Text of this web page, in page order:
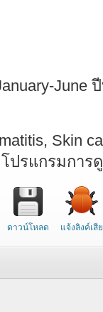
June
Skin
ปรแกรมการ
ดาวน์โหลด แจ้งลิงค์เสีย